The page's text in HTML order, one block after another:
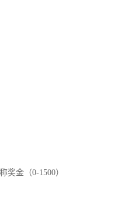
奖金（0-1500）